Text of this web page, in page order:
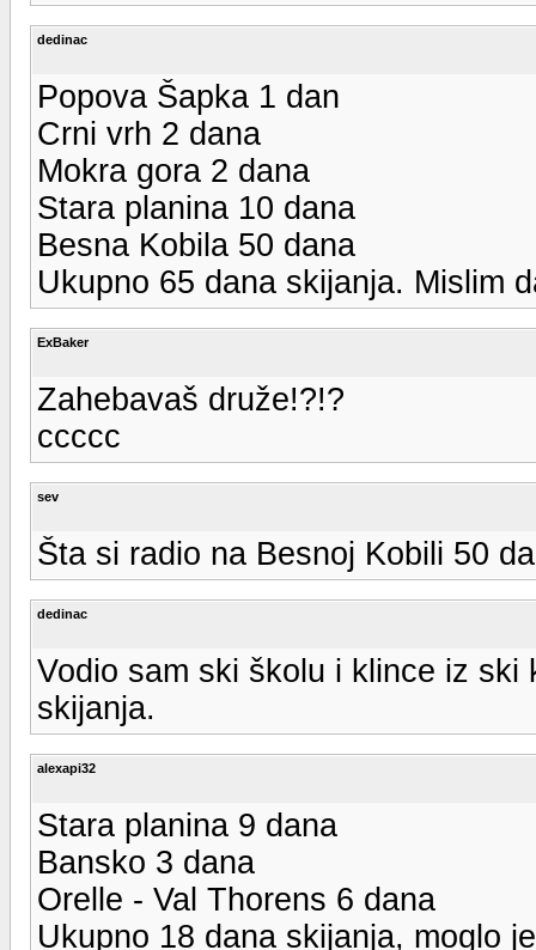
dedinac
Popova Šapka 1 dan
Crni vrh 2 dana
Mokra gora 2 dana
Stara planina 10 dana
Besna Kobila 50 dana
Ukupno 65 dana skijanja. Mislim
ExBaker
Zahebavaš druže!?!?
ccccc
sev
Šta si radio na Besnoj Kobili 50
dedinac
Vodio sam ski školu i klince iz ski
skijanja.
alexapi32
Stara planina 9 dana
Bansko 3 dana
Orelle - Val Thorens 6 dana
Ukupno 18 dana skijanja, moglo